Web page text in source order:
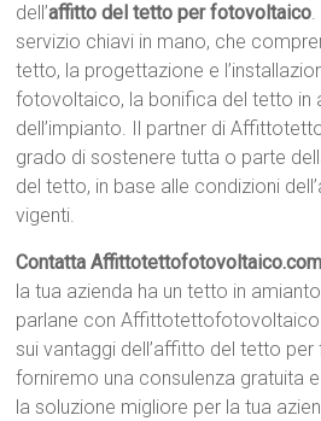
dell’affitto del tetto per fotovoltaico.
servizio chiavi in mano, che
tetto, la progettazione e
fotovoltaico, la bonifica del tetto in
dell’impianto. Il partner di
grado di sostenere tutta o parte
del tetto, in base alle condizioni
vigenti.
Contatta
la tua azienda ha un tetto in
parlane con
sui vantaggi dell’affitto del tetto
forniremo una consulenza gratuita
la soluzione migliore per la tua